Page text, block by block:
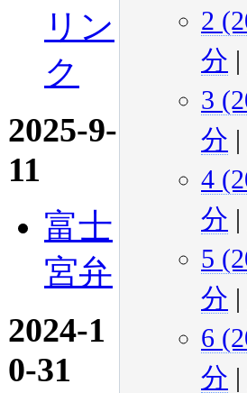
リン
ク
2025-9-
11
富士
宮弁
2024-1
0-31
2
分 |
3
分 |
4
分 |
5
分 |
6
分 |